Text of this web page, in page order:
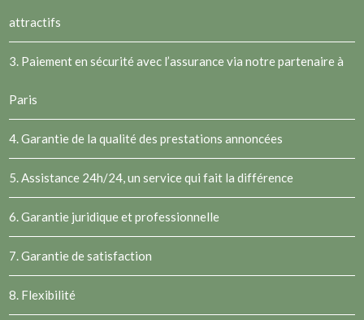
attractifs
3. Paiement en sécurité avec l’assurance via notre partenaire à
Paris
4. Garantie de la qualité des prestations annoncées
5. Assistance 24h/24, un service qui fait la différence
6. Garantie juridique et professionnelle
7. Garantie de satisfaction
8. Flexibilité